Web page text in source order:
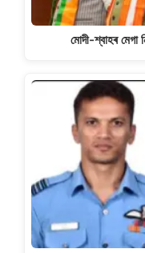
মোদী-শ্বাহৰ মেগা